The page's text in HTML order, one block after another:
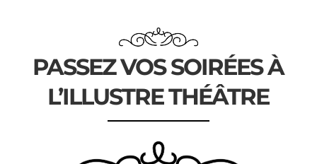
PASSEZ VOS SOIRÉES À
L’ILLUSTRE THÉÂTRE